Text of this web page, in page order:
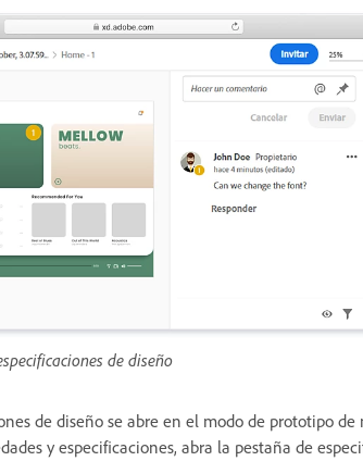
de diseño
de diseño se abre en el modo de prototipo
y especificaciones, abra la pestaña de